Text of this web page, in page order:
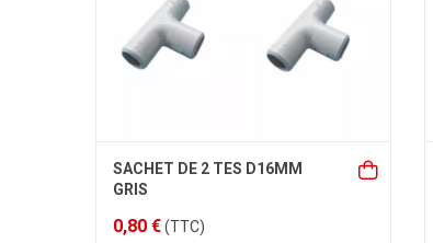
SACHET DE 2 TES D16MM
GRIS
0,80 €(TTC)